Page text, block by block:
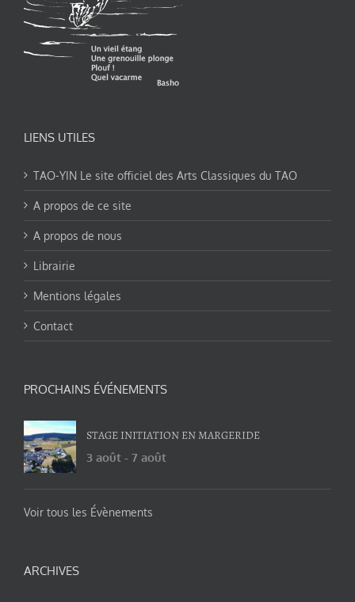
LIENS UTILES
TAO-YIN Le site officiel des Arts Classiques du TAO
A propos de ce site
A propos de nous
Librairie
Mentions légales
Contact
PROCHAINS ÉVÉNEMENTS
STAGE INITIATION EN MARGERIDE
3 août - 7 août
Voir tous les Évènements
ARCHIVES